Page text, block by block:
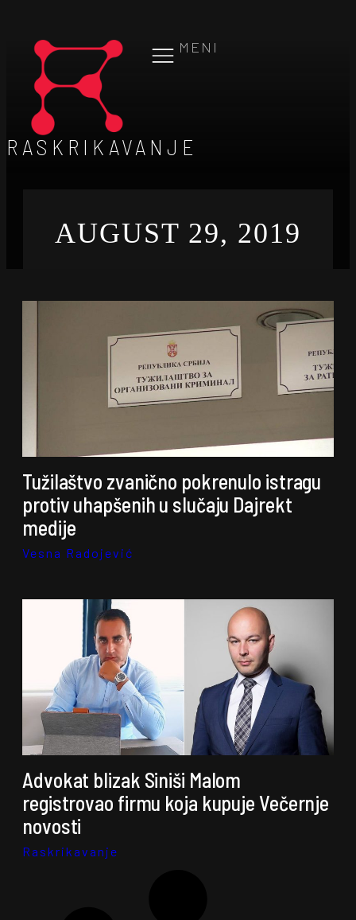
MENI
RASKRIKAVANJE
AUGUST 29, 2019
Tužilaštvo zvanično pokrenulo istragu
protiv uhapšenih u slučaju Dajrekt
medije
Vesna Radojević
Advokat blizak Siniši Malom
registrovao firmu koja kupuje Večernje
novosti
Raskrikavanje